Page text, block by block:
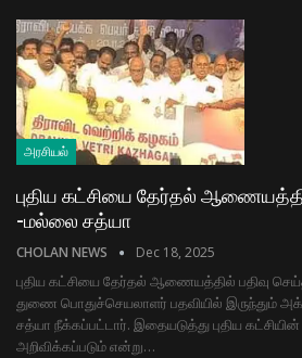
அரசியல்
புதிய கட்சியை தேர்தல்
-மல்லை சத்யா
CHOLAN NEWS Dec 18, 2025
புதிய கட்சியை தேர்தல் ஆணையத்தில் பதிவு
துணை பொதுச்செயலாளர் பதவியில் இருந்தும்
சத்யா நீக்கப்பட்டார். இதையடுத்து புதிய
அறிவிக்கப்படும் என்று…